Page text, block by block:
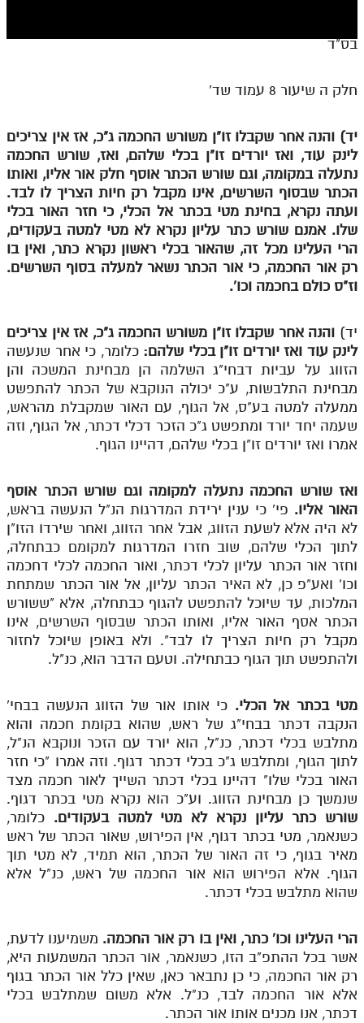
חלק יג
חלק טו
בית שער הכוונות
שידור חי
הזמן סט תע"ס
הזמן סט תלמוד עשר הספירות
ספרים להורדה
מנוע חיפוש בספרים
תלמוד עשר הספירות בעיון
תלמוד עשר הספירות חלק א
תע"ס חלק ב' עיון
תע"ס חלק ג' עיון
תלמוד עשר הספירות חלק ד
תלמוד עשר הספירות חלק ה
תלמוד עשר הספירות חלק ו
תלמוד עשר הספירות חלק ז
תלמוד עשר הספירות חלק ח
תלמוד עשר הספירות חלק י
תלמוד עשר הספירות חלק יא
תלמוד עשר הספירות חלק יב
תלמוד עשר הספירות חלק יג
תלמוד עשר הספירות חלק יד
תלמוד עשר הספירות חלק טו
בית שער הכוונות
אודות האתר
בס"ד
חלק ה שיעור 8 עמוד שד'
יד) והנה אחר שקבלו זו"ן משורש החכמה ג"כ, אז אין צריכים
לינק עוד, ואז יורדים זו"ן בכלי שלהם, ואז, שורש החכמה
נתעלה במקומה, וגם שורש הכתר אוסף חלק אור אליו, ואותו
הכתר שבסוף השרשים, אינו מקבל רק חיות הצריך לו לבד.
ועתה נקרא, בחינת מטי בכתר אל הכלי, כי חזר האור בכלי
שלו. אמנם שורש כתר עליון נקרא לא מטי למטה בעקודים,
הרי העלינו מכל זה, שהאור בכלי ראשון נקרא כתר, ואין בו
רק אור החכמה, כי אור הכתר נשאר למעלה בסוף השרשים.
וז"ס כולם בחכמה וכו'.
יד) והנה אחר שקבלו זו"ן משורש החכמה ג"כ, אז אין צריכים
לינק עוד ואז יורדים זו"ן בכלי שלהם: כלומר, כי אחר שנעשה
הזווג על עביות דבחי"ג השלמה הן מבחינת המשכה והן
מבחינת התלבשות, ע"כ יכולה הנוקבא של הכתר להתפשט
ממעלה למטה בע"ס, אל הגוף, עם האור שמקבלת מהראש,
שעמה יחד יורד ומתפשט ג"כ הזכר דכלי דכתר, אל הגוף, וזה
אמרו ואז יורדים זו"ן בכלי שלהם, דהיינו הגוף.
ואז שורש החכמה נתעלה למקומה וגם שורש הכתר אוסף
האור אליו. פי' כי ענין ירידת המדרגות הנ"ל הנעשה בראש,
לא היה אלא לשעת הזווג, אבל אחר הזווג, ואחר שירדו הזו"ן
לתוך הכלי שלהם, שוב חזרו המדרגות למקומם כבתחלה,
וחזר אור הכתר עליון לכלי דכתר, ואור החכמה לכלי דחכמה
וכו' ואע"פ כן, לא האיר הכתר עליון, אל אור הכתר שמתחת
המלכות, עד שיוכל להתפשט להגוף כבתחלה, אלא "ששורש
הכתר אסף האור אליו, ואותו הכתר שבסוף השרשים, אינו
מקבל רק חיות הצריך לו לבד". ולא באופן שיוכל לחזור
ולהתפשט תוך הגוף כבתחילה. וטעם הדבר הוא, כנ"ל.
מטי בכתר אל הכלי. כי אותו אור של הזווג הנעשה בבחי'
הנקבה דכתר בבחי"ג של ראש, שהוא בקומת חכמה והוא
מתלבש בכלי דכתר, כנ"ל, הוא יורד עם הזכר ונוקבא הנ"ל,
לתוך הגוף, ומתלבש ג"כ בכלי דכתר דגוף. וזה אמרו "כי חזר
האור בכלי שלו" דהיינו בכלי דכתר השייך לאור חכמה מצד
שנמשך כן מבחינת הזווג. וע"כ הוא נקרא מטי בכתר דגוף.
שורש כתר עליון נקרא לא מטי למטה בעקודים. כלומר,
כשנאמר, מטי בכתר דגוף, אין הפירוש, שאור הכתר של ראש
מאיר בגוף, כי זה האור של הכתר, הוא תמיד, לא מטי תוך
הגוף. אלא הפירוש הוא אור החכמה של ראש, כנ"ל אלא
שהוא מתלבש בכלי דכתר.
הרי העלינו וכו' כתר, ואין בו רק אור החכמה. משמיענו לדעת,
אשר בכל ההתפ"ב הזו, כשנאמר, אור הכתר המשמעות היא,
רק אור החכמה, כי כן נתבאר כאן, שאין כלל אור הכתר בגוף
אלא אור החכמה לבד, כנ"ל. אלא משום שמתלבש בכלי
דכתר, אנו מכנים אותו אור הכתר.